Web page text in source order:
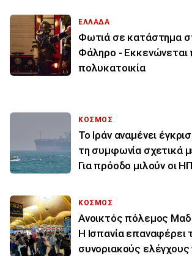
ΕΛΛΑΔΑ
Φωτιά σε κατάστημα
Φάληρο - Εκκενώνεται
πολυκατοικία
ΚΟΣΜΟΣ
Το Ιράν αναμένει
τη συμφωνία σχετικά
Για πρόοδο μιλούν οι
ΚΟΣΜΟΣ
Ανοικτός πόλεμος
Η Ισπανία επαναφέρει
συνοριακούς ελέγχους